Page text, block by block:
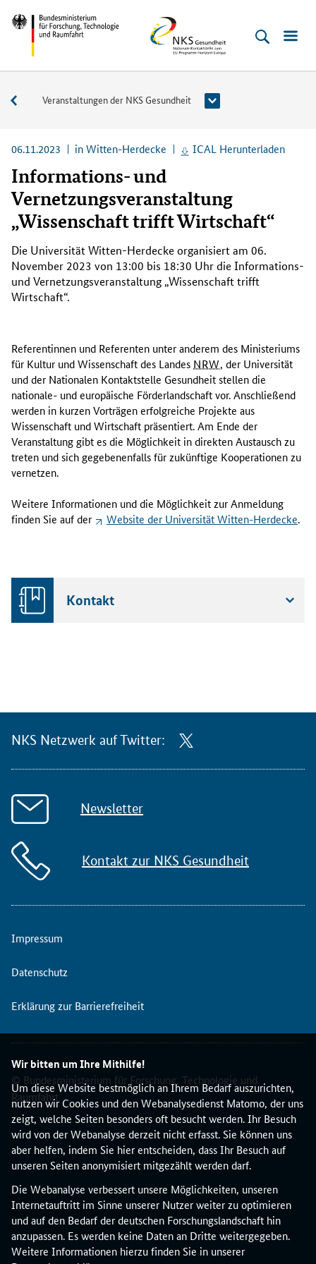
Wir bitten um Ihre Mithilfe!
Um diese Website bestmöglich an Ihrem Bedarf auszurichten,
nutzen wir Cookies und den Webanalysedienst Matomo, der uns
zeigt, welche Seiten besonders oft besucht werden. Ihr Besuch
wird von der Webanalyse derzeit nicht erfasst. Sie können uns
aber helfen, indem Sie hier entscheiden, dass Ihr Besuch auf
unseren Seiten anonymisiert mitgezählt werden darf.
Die Webanalyse verbessert unsere Möglichkeiten, unseren
Internetauftritt im Sinne unserer Nutzer weiter zu optimieren
und auf den Bedarf der deutschen Forschungslandschaft hin
anzupassen. Es werden keine Daten an Dritte weitergegeben.
Weitere Informationen hierzu finden Sie in unserer
Direkt
zum
Inhalt
(Eingabetaste)
Direkt
zum
Hauptmenu
(Eingabetaste)
Direkt
zur
Suche
(Eingabetaste)
Direkt
zur
Seitenleiste
(Enter)
Direkt
zur
Fußleiste
(Enter)
Bundesministerium
und
NKS
Gesundheit
Veranstaltungen
Veranstaltungen der NKS Gesundheit
06.11.2023 in Witten-Herdecke ICAL Herunterladen
Informations- und
Vernetzungsveranstaltung
„Wissenschaft trifft Wirtschaft“
Die Universität Witten-Herdecke organisiert am 06.
November 2023 von 13:00 bis 18:30 Uhr die Informations-
und Vernetzungsveranstaltung „Wissenschaft trifft
Wirtschaft“.
Referentinnen und Referenten unter anderem des Ministeriums
für Kultur und Wissenschaft des Landes NRW, der Universität
und der Nationalen Kontaktstelle Gesundheit stellen die
nationale- und europäische Förderlandschaft vor. Anschließend
werden in kurzen Vorträgen erfolgreiche Projekte aus
Wissenschaft und Wirtschaft präsentiert. Am Ende der
Veranstaltung gibt es die Möglichkeit in direkten Austausch zu
treten und sich gegebenenfalls für zukünftige Kooperationen zu
vernetzen.
Weitere Informationen und die Möglichkeit zur Anmeldung
finden Sie auf der
Website der Universität Witten-Herdecke.
Kontakt
NKS Netzwerk auf Twitter:
Newsletter
Kontakt zur NKS Gesundheit
Impressum
Datenschutz
Erklärung zur Barrierefreiheit
© Bundesministerium für Forschung, Technologie und
Raumfahrt